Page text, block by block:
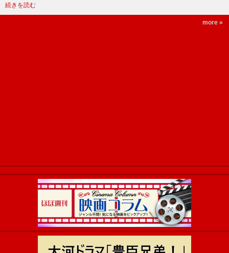
続きを読む
more »